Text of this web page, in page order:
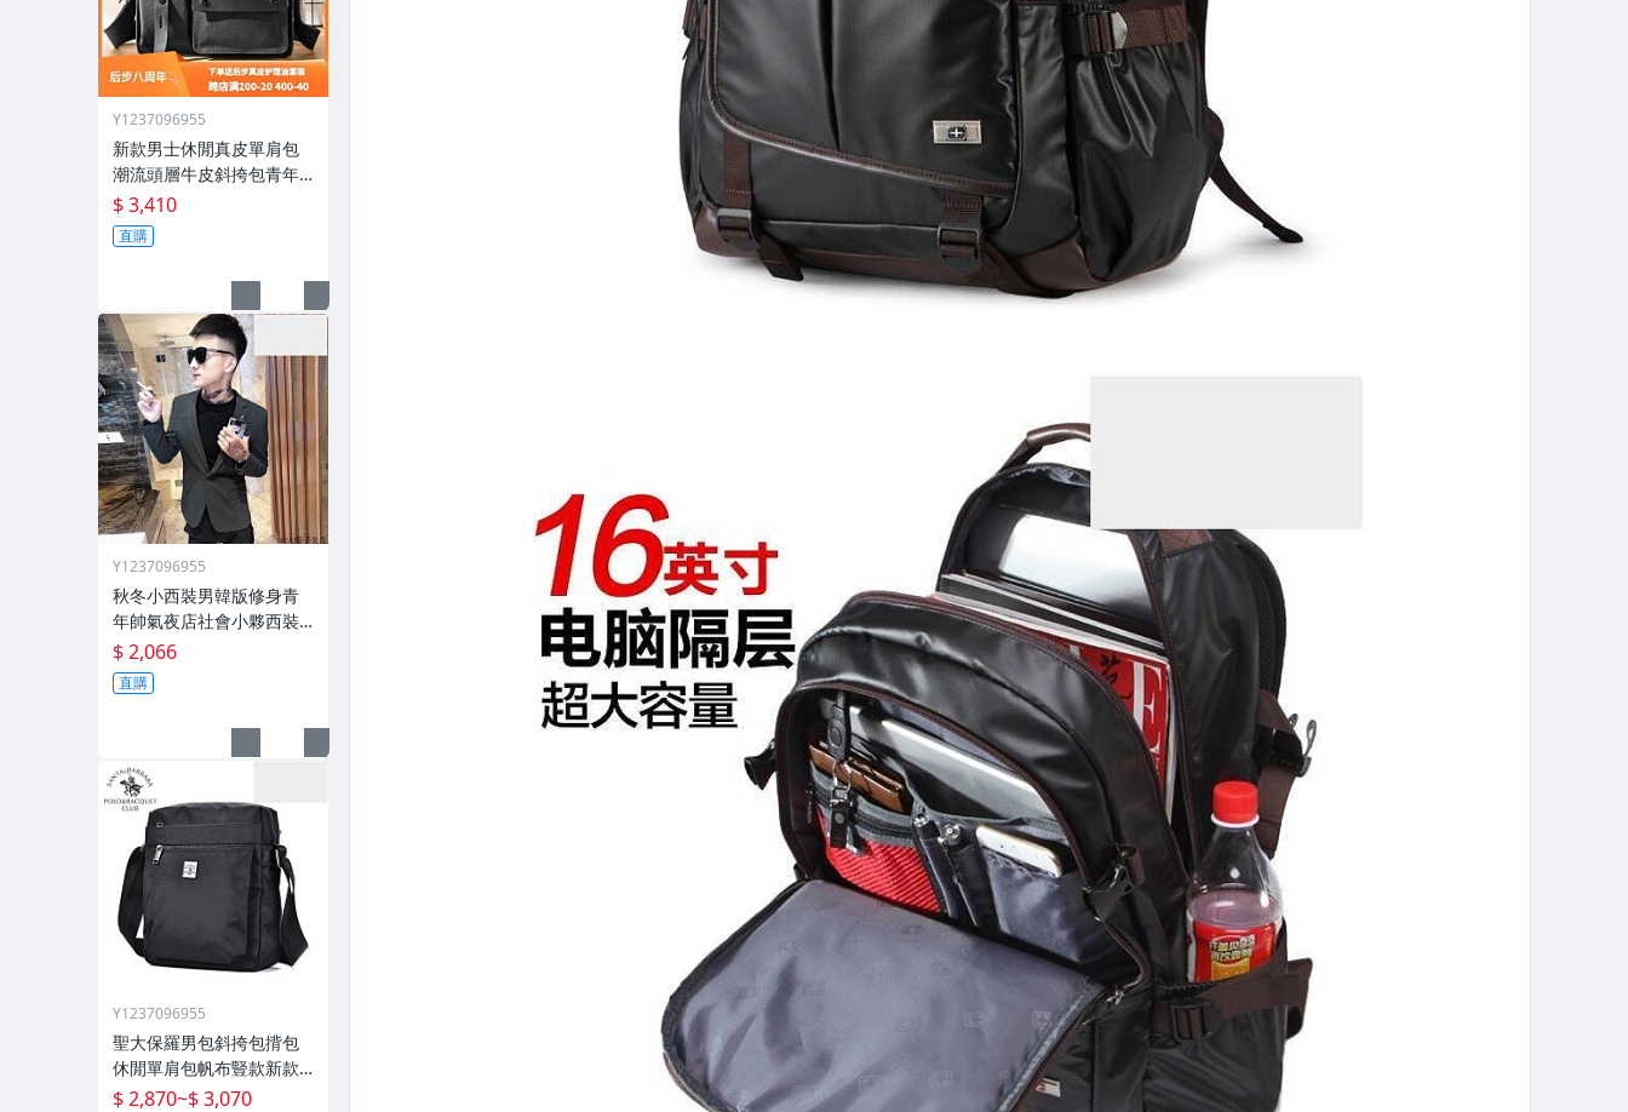
Y1237096955
新款男士休閒真皮單肩包
潮流頭層牛皮斜挎包青年
韓版個性郵差揹包
$ 3,410
直購
Y1237096955
秋冬小西裝男韓版修身青
年帥氣夜店社會小夥西裝
髮型師外套潮
$ 2,066
直購
Y1237096955
聖大保羅男包斜挎包揹包
休閒單肩包帆布豎款新款
男士跨包牛津布包
$ 2,870~$ 3,070